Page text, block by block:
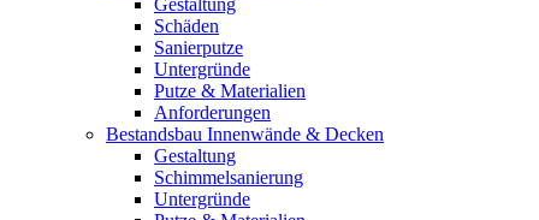
Schäden
Sanierputze
Untergründe
Putze & Materialien
Anforderungen
Bestandsbau Innenwände & Decken
Gestaltung
Schimmelsanierung
Untergründe